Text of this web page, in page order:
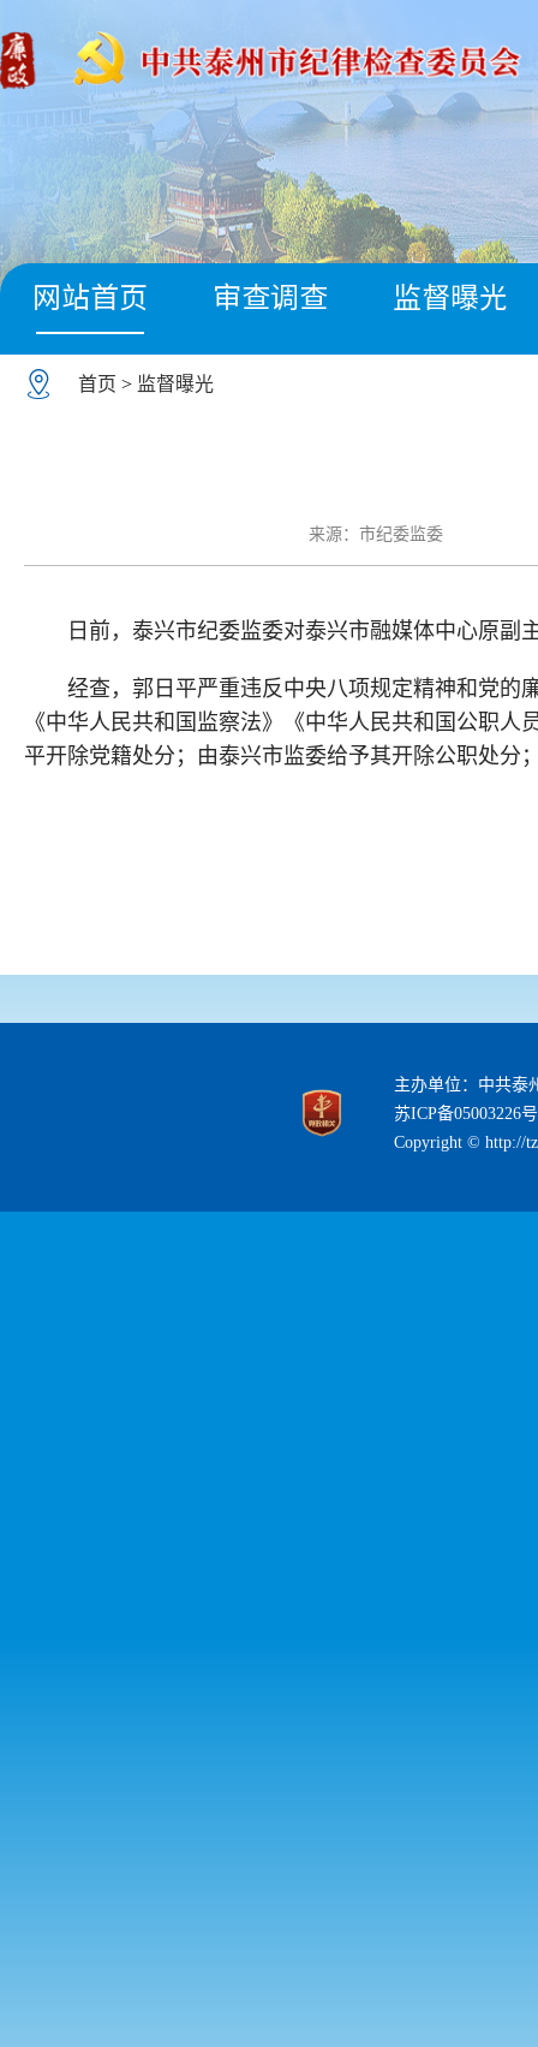
网站首页 审查调查 监督曝光
首页 > 监督曝光
来源：市纪委监委
日前，泰兴市纪委监委对泰兴市融媒体中心原
经查，郭日平严重违反中央八项规定精神和党的
《中华人民共和国监察法》《中华人民共和国公职
平开除党籍处分；由泰兴市监委给予其开除公职处分
主办单位：中共泰
苏ICP备05003226号
Copyright © http://